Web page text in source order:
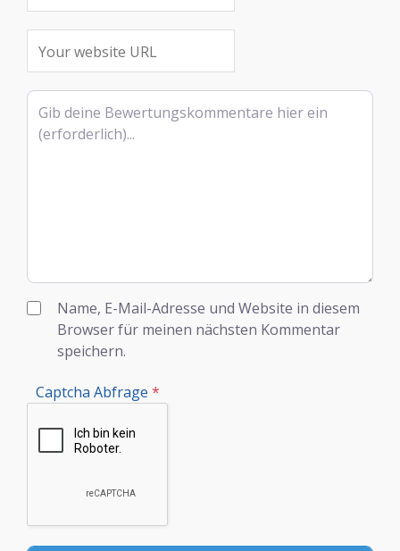
Rezensionstext
Name, E-Mail-Adresse und Website in diesem
Browser für meinen nächsten Kommentar
speichern.
Captcha Abfrage *